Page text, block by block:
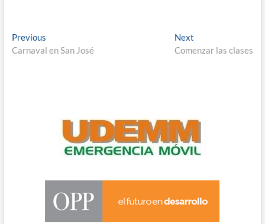
Navegación
de
PreviousPrevious
post:
Carnaval en San José
Next
post:
Comenzar las clases